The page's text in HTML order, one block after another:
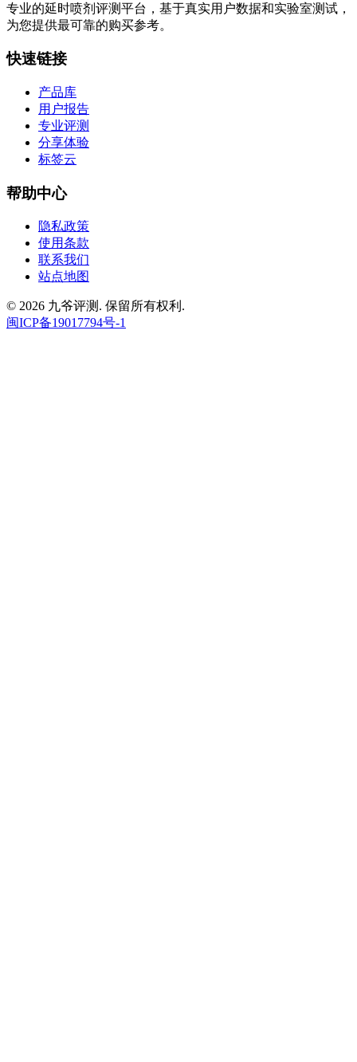
专业的延时喷剂评测平台，基于真实用户数据和实验室测试，
为您提供最可靠的购买参考。
快速链接
产品库
用户报告
专业评测
分享体验
标签云
帮助中心
隐私政策
使用条款
联系我们
站点地图
© 2026 九爷评测. 保留所有权利.
闽ICP备19017794号-1